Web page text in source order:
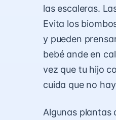
las escaleras.
Evita los
y pueden
bebé ande en
vez que tu hijo
cuida que no
Algunas plantas